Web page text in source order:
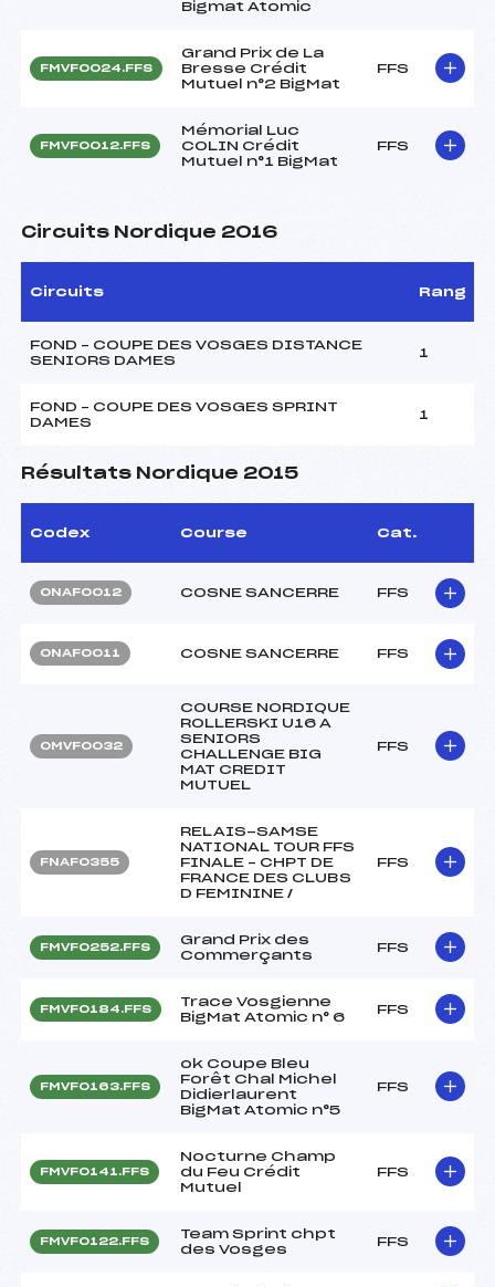
Bigmat Atomic
FMVF0024.FFS
Grand Prix de La
Bresse Crédit
Mutuel n°2 BigMat
FFS
FMVF0012.FFS
Mémorial Luc
COLIN Crédit
Mutuel n°1 BigMat
FFS
Circuits Nordique 2016
Circuits Rang
FOND – COUPE DES VOSGES DISTANCE
SENIORS DAMES
1
FOND – COUPE DES VOSGES SPRINT
DAMES
1
Résultats Nordique 2015
Codex Course Cat.
ONAF0012 COSNE SANCERRE FFS
ONAF0011 COSNE SANCERRE FFS
OMVF0032
COURSE NORDIQUE
ROLLERSKI U16 A
SENIORS
CHALLENGE BIG
MAT CREDIT
MUTUEL
FFS
FNAF0355
RELAIS-SAMSE
NATIONAL TOUR FFS
FINALE – CHPT DE
FRANCE DES CLUBS
D FEMININE /
FFS
FMVF0252.FFS
Grand Prix des
Commerçants
FFS
FMVF0184.FFS
Trace Vosgienne
BigMat Atomic n° 6
FFS
FMVF0163.FFS
ok Coupe Bleu
Forêt Chal Michel
Didierlaurent
BigMat Atomic n°5
FFS
FMVF0141.FFS
Nocturne Champ
du Feu Crédit
Mutuel
FFS
FMVF0122.FFS
Team Sprint chpt
des Vosges
FFS